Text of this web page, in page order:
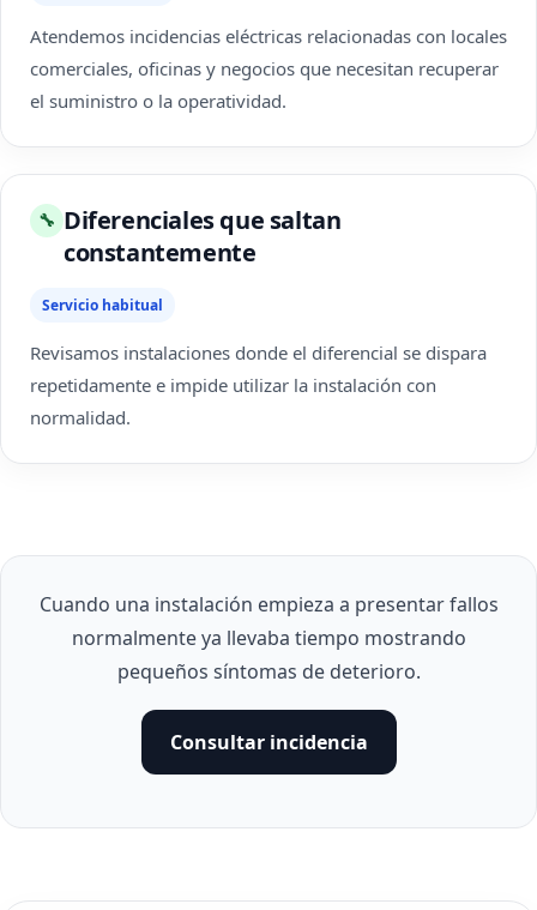
Atendemos incidencias eléctricas relacionadas con locales
comerciales, oficinas y negocios que necesitan recuperar
el suministro o la operatividad.
🔧 Diferenciales que saltan
constantemente
Servicio habitual
Revisamos instalaciones donde el diferencial se dispara
repetidamente e impide utilizar la instalación con
normalidad.
Cuando una instalación empieza a presentar fallos
normalmente ya llevaba tiempo mostrando
pequeños síntomas de deterioro.
Consultar incidencia